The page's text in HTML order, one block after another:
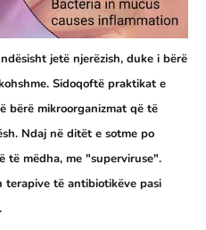
jetë njerëzish, duke i bërë
Sidoqoftë praktikat e
bërë mikroorganizmat që të
Ndaj në ditët e sotme po
të mëdha, me "superviruse".
terapive të antibiotikëve pasi